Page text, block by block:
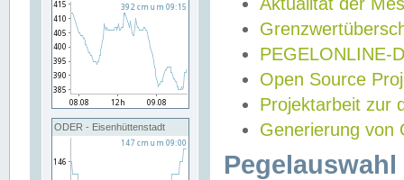
ODER - Eisenhüttenstadt
PEGELONLINE-
Open Source
Projektarbeit zur
Generierung von